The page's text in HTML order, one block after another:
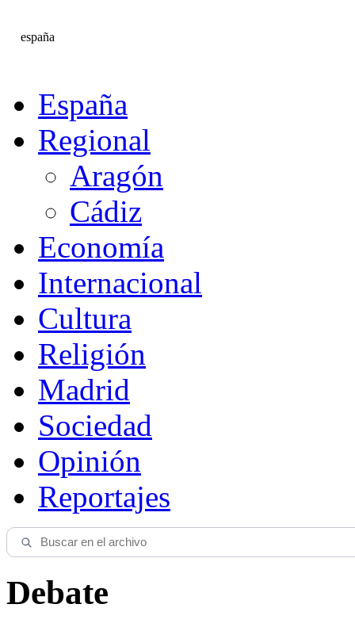
españa
España
Regional
Aragón
Cádiz
Economía
Internacional
Cultura
Religión
Madrid
Sociedad
Opinión
Reportajes
Debate